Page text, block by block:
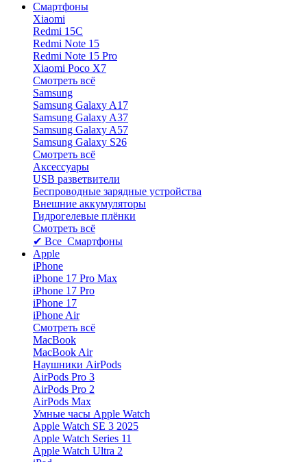
Смартфоны
Xiaomi
Redmi 15C
Redmi Note 15
Redmi Note 15 Pro
Xiaomi Poco X7
Смотреть всё
Samsung
Samsung Galaxy A17
Samsung Galaxy A37
Samsung Galaxy A57
Samsung Galaxy S26
Смотреть всё
Аксессуары
USB разветвители
Беспроводные зарядные устройства
Внешние аккумуляторы
Гидрогелевые плёнки
Смотреть всё
✔ Все Смартфоны
Apple
iPhone
iPhone 17 Pro Max
iPhone 17 Pro
iPhone 17
iPhone Air
Смотреть всё
MacBook
MacBook Air
Наушники AirPods
AirPods Pro 3
AirPods Pro 2
AirPods Max
Умные часы Apple Watch
Apple Watch SE 3 2025
Apple Watch Series 11
Apple Watch Ultra 2